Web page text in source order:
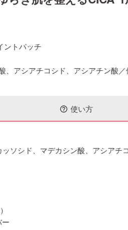
ントパッチ
、アシアチコシド、アシアチン酸
help_outline 使い方
ソシド、マデカシン酸、アシアチ